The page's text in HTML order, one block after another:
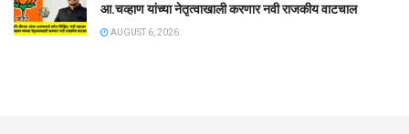
आ.चव्हाण यांच्या नेतृत्वाखाली करणार नवी राजकीय वाटचाल
AUGUST 6, 2026